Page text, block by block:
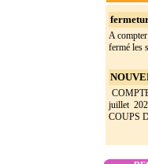
A
fermé les
juillet
COUPS